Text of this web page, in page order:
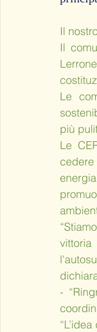
Il
Il
Le
più
Le
-